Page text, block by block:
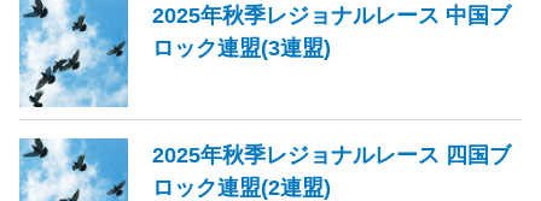
2025年秋季レジョナルレース 中国ブ
ロック連盟(3連盟)
2025年秋季レジョナルレース 四国ブ
ロック連盟(2連盟)